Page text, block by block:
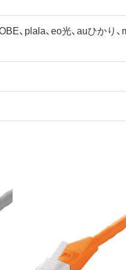
、plala、eo光、auひかり